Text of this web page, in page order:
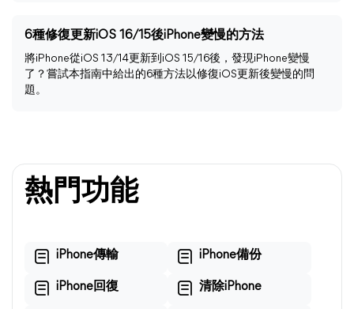
6種修復更新iOS 16/15後iPhone變慢的方法
將iPhone從iOS 13/14更新到iOS 15/16後，發現iPhone變慢
了？嘗試本指南中給出的6種方法以修復iOS更新後變慢的問
題。
熱門功能
iPhone傳輸 iPhone備份
iPhone回復 清除iPhone